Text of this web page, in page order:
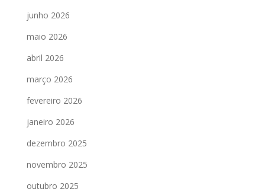
junho 2026
maio 2026
abril 2026
março 2026
fevereiro 2026
janeiro 2026
dezembro 2025
novembro 2025
outubro 2025